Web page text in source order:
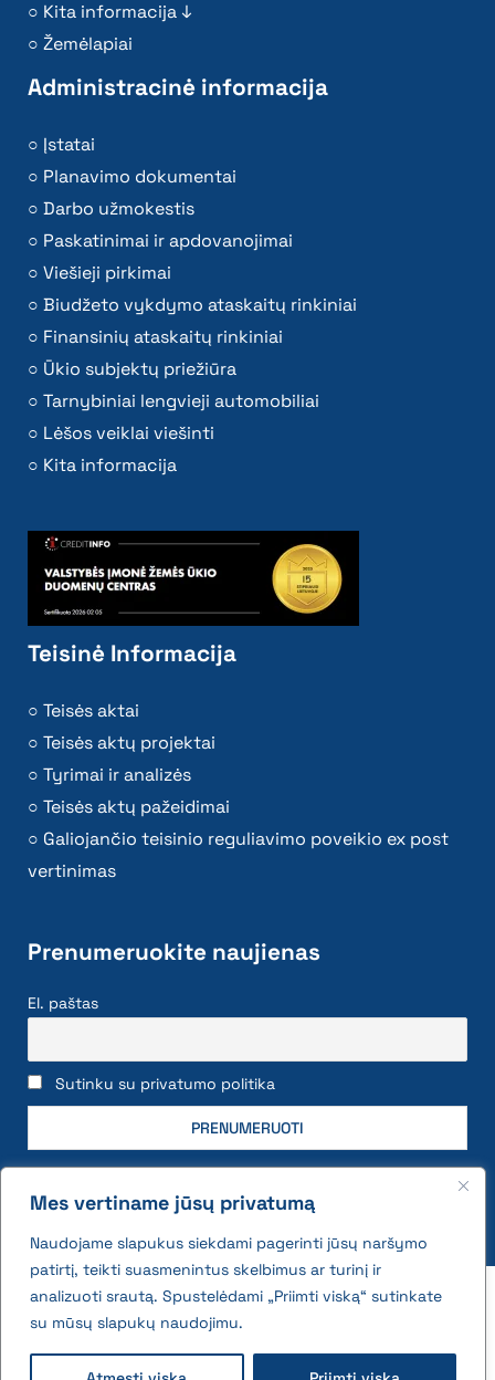
Mes vertiname jūsų privatumą
Naudojame slapukus siekdami pagerinti jūsų naršymo
patirtį, teikti suasmenintus skelbimus ar turinį ir
analizuoti srautą. Spustelėdami „Priimti viską“ sutinkate
su mūsų slapukų naudojimu.
Kita informacija ↓
Žemėlapiai
Administracinė informacija
Įstatai
Planavimo dokumentai
Darbo užmokestis
Paskatinimai ir apdovanojimai
Viešieji pirkimai
Biudžeto vykdymo ataskaitų rinkiniai
Finansinių ataskaitų rinkiniai
Ūkio subjektų priežiūra
Tarnybiniai lengvieji automobiliai
Lėšos veiklai viešinti
Kita informacija
Teisinė Informacija
Teisės aktai
Teisės aktų projektai
Tyrimai ir analizės
Teisės aktų pažeidimai
Galiojančio teisinio reguliavimo poveikio ex post
vertinimas
Prenumeruokite naujienas
El. paštas
Sutinku su privatumo politika
2026 © All rights reserved | VĮ Žemės ūkio duomenų
centras
Privatumo politika ir slapukų naudojimo taisyklės